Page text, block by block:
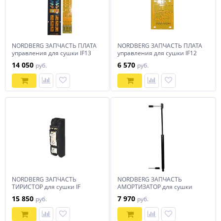
NORDBERG ЗАПЧАСТЬ ПЛАТА
управления для сушки IF13
14 050 руб.
NORDBERG ЗАПЧАСТЬ ПЛАТА
управления для сушки IF12
6 570 руб.
NORDBERG ЗАПЧАСТЬ
ТИРИСТОР для сушки IF
15 850 руб.
NORDBERG ЗАПЧАСТЬ
АМОРТИЗАТОР для сушки
7 970 руб.